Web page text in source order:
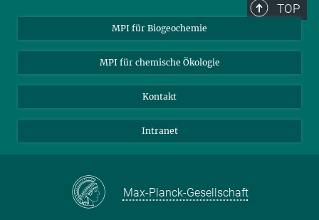
TOP
MPI für Biogeochemie
MPI für chemische Ökologie
Kontakt
Intranet
Max-Planck-Gesellschaft